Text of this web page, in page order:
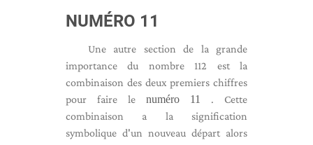
NUMÉRO 11
Une autre section de la grande
importance du nombre 112 est la
combinaison des deux premiers chiffres
pour faire le numéro 11
. Cette
combinaison a la signification
symbolique d'un nouveau départ alors